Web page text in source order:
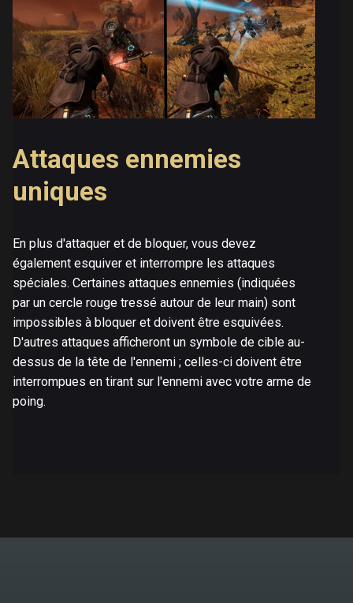
Attaques ennemies
uniques
En plus d'attaquer et de bloquer, vous devez
également esquiver et interrompre les attaques
spéciales. Certaines attaques ennemies (indiquées
par un cercle rouge tressé autour de leur main) sont
impossibles à bloquer et doivent être esquivées.
D'autres attaques afficheront un symbole de cible au-
dessus de la tête de l'ennemi ; celles-ci doivent être
interrompues en tirant sur l'ennemi avec votre arme de
poing.